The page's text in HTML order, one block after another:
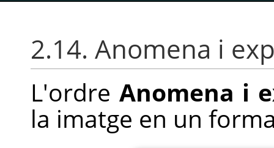
2.14. Anomena i
L'ordre Anomena i
la imatge en un